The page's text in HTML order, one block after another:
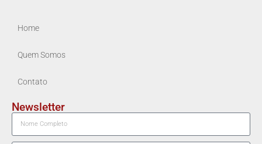
Home
Quem Somos
Contato
Newsletter